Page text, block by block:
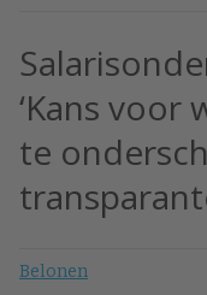
‘Kans voor
te
Belonen